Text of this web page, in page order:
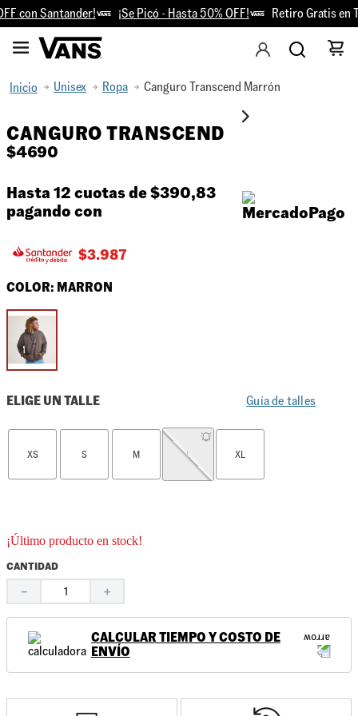
con Santander! ¡Se Picó - Hasta 50% OFF! Retiro Gratis en
Unisex Ropa Canguro Transcend Marrón
CANGURO TRANSCEND
$4690
Hasta 12 cuotas de$390,83
pagando con
$3.987
COLOR: MARRON
ELIGE UN TALLE Guía de talles
L
M
S XL
XS
¡Último producto en stock!
CANTIDAD
＋
－
CALCULAR TIEMPO Y COSTO DE
ENVÍO